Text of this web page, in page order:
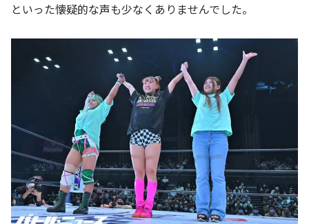
といった懐疑的な声も少なくありませんでした。